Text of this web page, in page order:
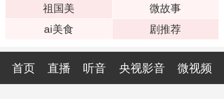
祖国美
微故事
ai美食
剧推荐
首页 直播 听音 央视影音 微视频